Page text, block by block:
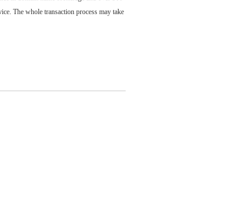
The whole transaction process may take